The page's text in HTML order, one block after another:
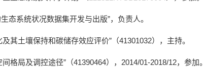
态系统状况数据集开发与出版”，负责人。
其土壤保持和碳储存效应评价”（41301032），主持。
格局及调控途径”（41390464），2014/01-2018/12，参加。